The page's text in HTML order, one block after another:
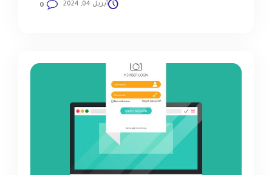
أبريل 04, 2024 0